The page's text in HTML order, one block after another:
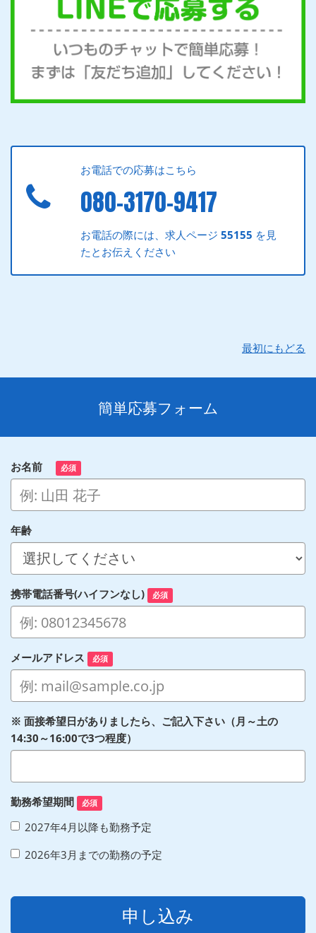
お電話での応募はこちら
080-3170-9417
お電話の際には、求人ページ55155 を見
たとお伝えください
最初にもどる
簡単応募フォーム
お名前 必須
年齢
携帯電話番号(ハイフンなし) 必須
メールアドレス 必須
※ 面接希望日がありましたら、ご記入下さい（月～土の
14:30～16:00で3つ程度）
勤務希望期間 必須
2027年4月以降も勤務予定
2026年3月までの勤務の予定
申し込み